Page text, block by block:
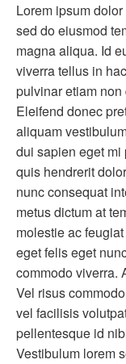
Lorem ipsum
sed do eiusmod
magna aliqua. Id
viverra tellus in
pulvinar etiam
Eleifend donec
aliquam
dui sapien eget mi
quis hendrerit
nunc consequat
metus dictum at
molestie ac
eget felis eget
commodo viverra.
Vel risus
vel facilisis
pellentesque id
Vestibulum lorem